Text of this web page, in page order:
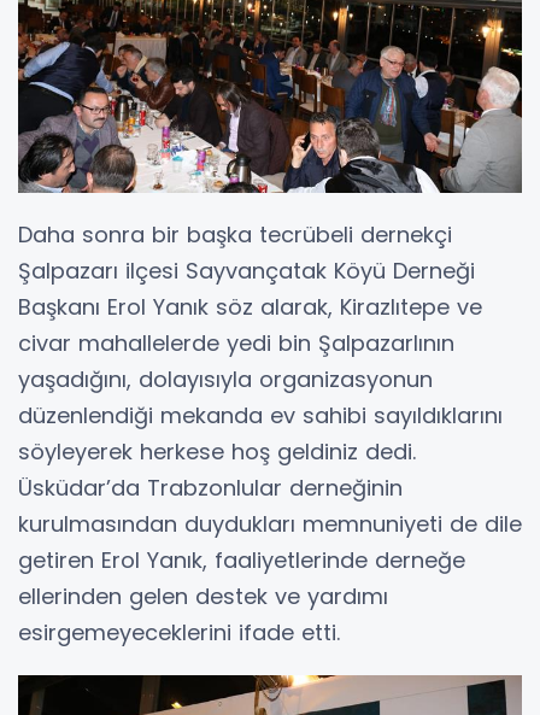
Daha sonra bir başka tecrübeli dernekçi
Şalpazarı ilçesi Sayvançatak Köyü Derneği
Başkanı Erol Yanık söz alarak, Kirazlıtepe ve
civar mahallelerde yedi bin Şalpazarlının
yaşadığını, dolayısıyla organizasyonun
düzenlendiği mekanda ev sahibi sayıldıklarını
söyleyerek herkese hoş geldiniz dedi.
Üsküdar’da Trabzonlular derneğinin
kurulmasından duydukları memnuniyeti de dile
getiren Erol Yanık, faaliyetlerinde derneğe
ellerinden gelen destek ve yardımı
esirgemeyeceklerini ifade etti.